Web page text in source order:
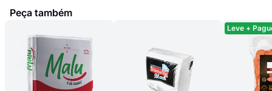
Peça também
Leve +